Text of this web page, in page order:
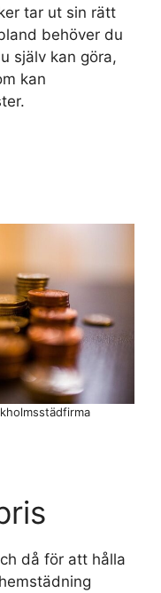
tar ut sin rätt
behöver du
själv kan göra,
kan
då för att hålla